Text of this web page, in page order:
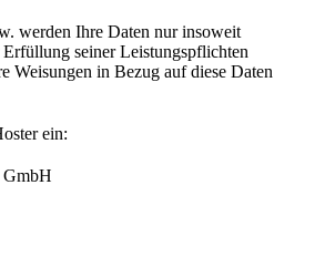
werden Ihre Daten nur insoweit
seiner Leistungspflichten
Weisungen in Bezug auf diese Daten
ein:
GmbH